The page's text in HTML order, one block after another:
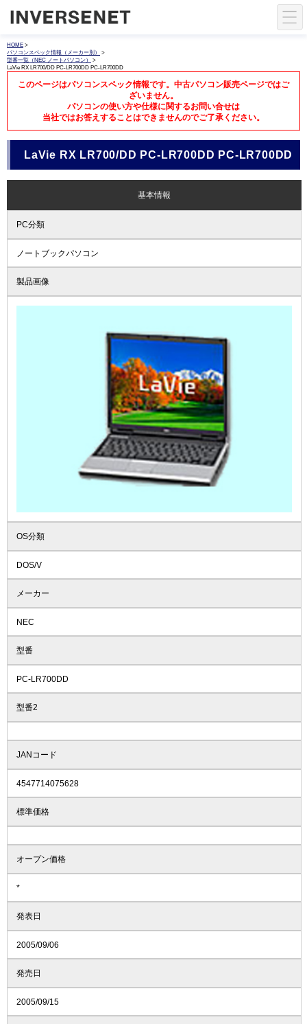
HOME >
パソコンスペック情報（メーカー別）
>
型番一覧（NEC ノートパソコン）
>
LaVie RX LR700/DD PC-LR700DD PC-LR700DD
このページはパソコンスペック情報です。中古パソコン販売ページではご
ざいません。
パソコンの使い方や仕様に関するお問い合せは
当社ではお答えすることはできませんのでご了承ください。
LaVie RX LR700/DD PC-LR700DD PC-LR700DD
基本情報
PC分類
ノートブックパソコン
製品画像
OS分類
DOS/V
メーカー
NEC
型番
PC-LR700DD
型番2
JANコード
4547714075628
標準価格
オープン価格
*
発表日
2005/09/06
発売日
2005/09/15